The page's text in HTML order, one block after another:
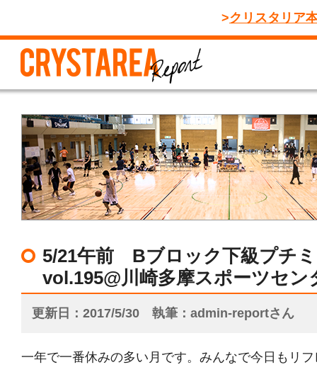
クリスタリア
5/21午前 Bブロック下級プチ
vol.195@川崎多摩スポーツセン
更新日 2017/5/30 執筆 admin-reportさん
一年で一番休みの多い月です。みんなで今日もリ